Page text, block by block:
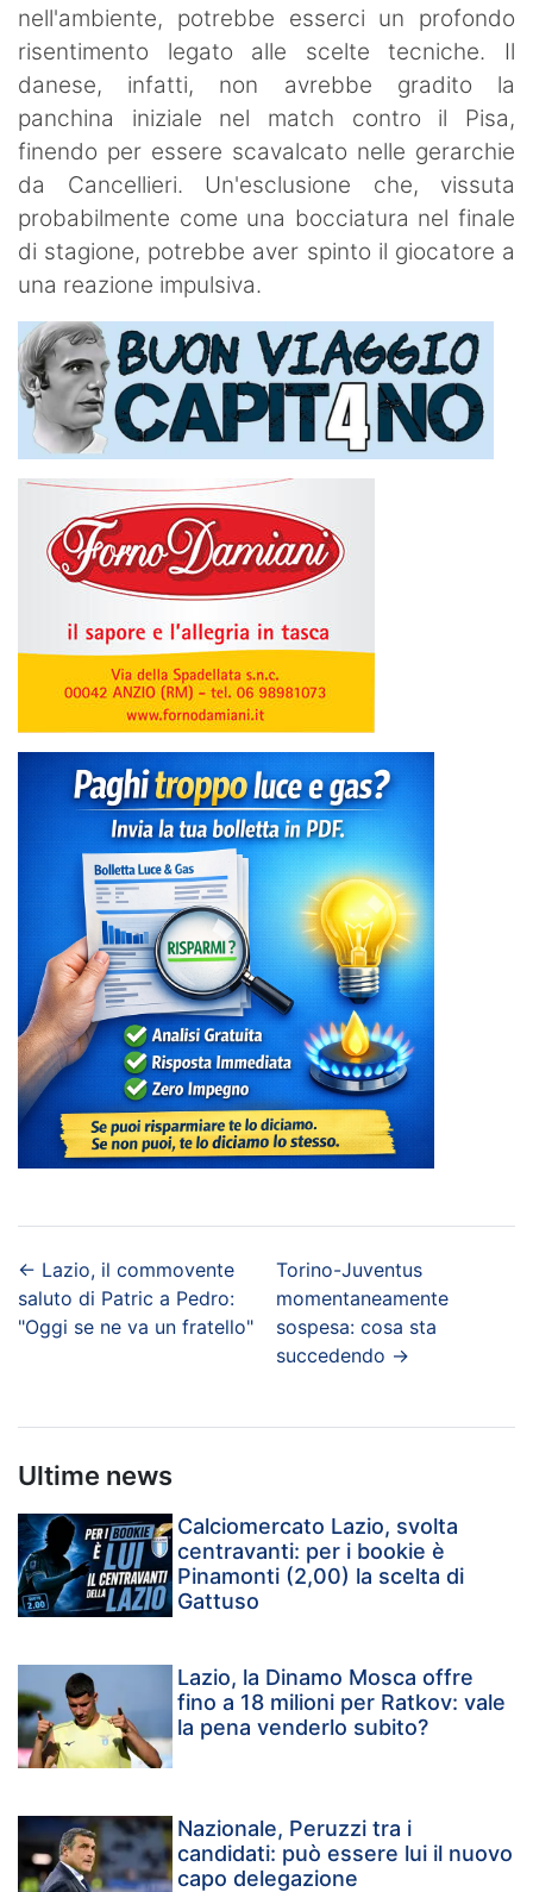
nell'ambiente, potrebbe esserci un profondo
risentimento legato alle scelte tecniche. Il
danese, infatti, non avrebbe gradito la
panchina iniziale nel match contro il Pisa,
finendo per essere scavalcato nelle gerarchie
da Cancellieri. Un'esclusione che, vissuta
probabilmente come una bocciatura nel finale
di stagione, potrebbe aver spinto il giocatore a
una reazione impulsiva.
← Lazio, il commovente
saluto di Patric a Pedro:
"Oggi se ne va un fratello"
Torino-Juventus
momentaneamente
sospesa: cosa sta
succedendo →
Ultime news
Calciomercato Lazio, svolta
centravanti: per i bookie è
Pinamonti (2,00) la scelta di
Gattuso
Lazio, la Dinamo Mosca offre
fino a 18 milioni per Ratkov: vale
la pena venderlo subito?
Nazionale, Peruzzi tra i
candidati: può essere lui il nuovo
capo delegazione